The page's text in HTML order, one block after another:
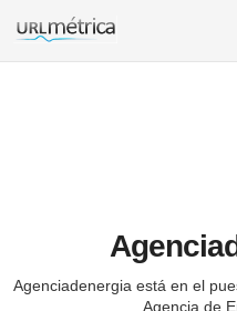
Agenciadenergia está en el
Agencia de